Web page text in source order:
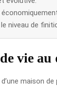
niveau de
vie au
maison de